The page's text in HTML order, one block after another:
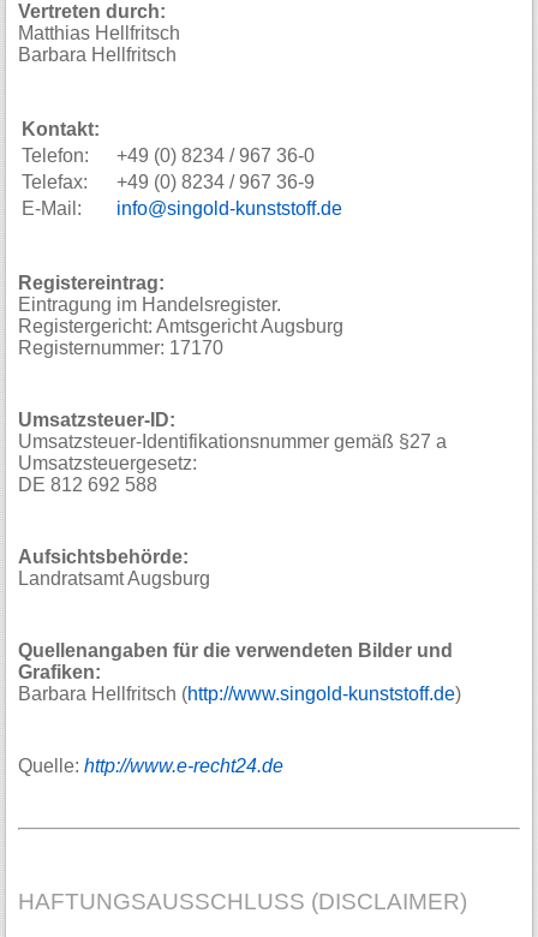
Vertreten durch:
Matthias Hellfritsch
Barbara Hellfritsch
Kontakt:
Telefon:
+49 (0) 8234 / 967 36-0
Telefax:
+49 (0) 8234 / 967 36-9
E-Mail:
info@singold-kunststoff.de
Registereintrag:
Eintragung im Handelsregister.
Registergericht: Amtsgericht Augsburg
Registernummer: 17170
Umsatzsteuer-ID:
Umsatzsteuer-Identifikationsnummer gemäß §27 a
Umsatzsteuergesetz:
DE 812 692 588
Aufsichtsbehörde:
Landratsamt Augsburg
Quellenangaben für die verwendeten Bilder und
Grafiken:
Barbara Hellfritsch (http://www.singold-kunststoff.de)
Quelle:http://www.e-recht24.de
HAFTUNGSAUSSCHLUSS (DISCLAIMER)